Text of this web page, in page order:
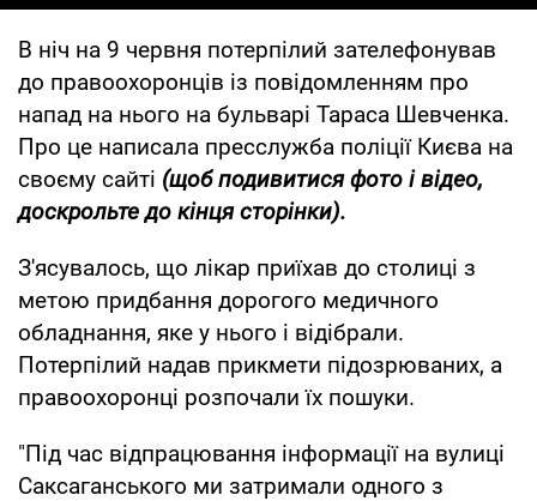
В ніч на 9 червня потерпілий зателефонував
до правоохоронців із повідомленням про
напад на нього на бульварі Тараса Шевченка.
Про це написала пресслужба поліції Києва на
своєму сайті (щоб подивитися фото і відео,
доскрольте до кінця сторінки).
З'ясувалось, що лікар приїхав до столиці з
метою придбання дорогого медичного
обладнання, яке у нього і відібрали.
Потерпілий надав прикмети підозрюваних, а
правоохоронці розпочали їх пошуки.
"Під час відпрацювання інформації на вулиці
Саксаганського ми затримали одного з